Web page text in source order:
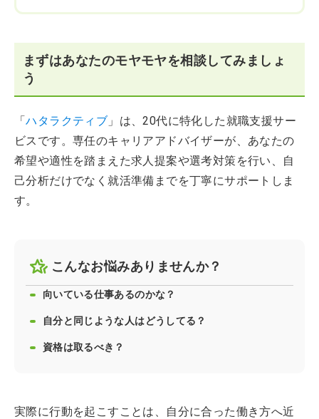
まずはあなたのモヤモヤを相談してみましょ
う
「ハタラクティブ 」は、20代に特化した就職支援サー
ビスです。専任のキャリアアドバイザーが、あなたの
希望や適性を踏まえた求人提案や選考対策を行い、自
己分析だけでなく就活準備までを丁寧にサポートしま
す。
こんなお悩みありませんか？
向いている仕事あるのかな？
自分と同じような人はどうしてる？
資格は取るべき？
実際に行動を起こすことは、自分に合った働き方へ近